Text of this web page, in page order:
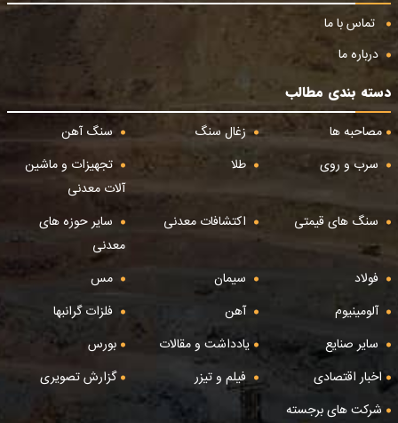
تماس با ما
درباره ما
دسته بندی مطالب
مصاحبه ها
زغال سنگ
سنگ آهن
سرب و روی
طلا
تجهیزات و ماشین
آلات معدنی
سنگ های قیمتی
اکتشافات معدنی
سایر حوزه های
معدنی
فولاد
سیمان
مس
آلومینیوم
آهن
فلزات گرانبها
سایر صنایع
یادداشت و مقالات
بورس
اخبار اقتصادی
فیلم و تیزر
گزارش تصویری
شرکت های برجسته